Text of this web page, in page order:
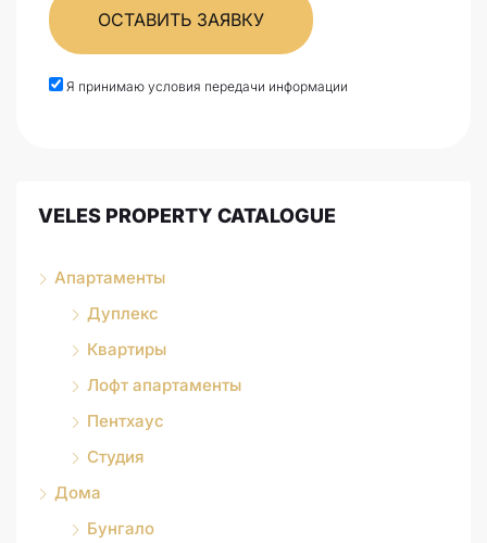
ОСТАВИТЬ ЗАЯВКУ
Я принимаю условия передачи информации
VELES PROPERTY CATALOGUE
Апартаменты
Дуплекс
Квартиры
Лофт апартаменты
Пентхаус
Студия
Дома
Бунгало